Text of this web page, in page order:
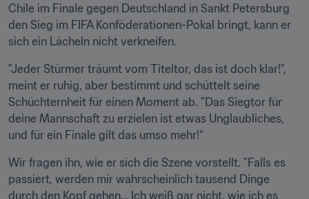
Chile im Finale gegen Deutschland in Sankt Petersburg
den Sieg im FIFA Konföderationen-Pokal bringt, kann er
sich ein Lächeln nicht verkneifen.
"Jeder Stürmer träumt vom Titeltor, das ist doch klar!",
meint er ruhig, aber bestimmt und schüttelt seine
Schüchternheit für einen Moment ab. "Das Siegtor für
deine Mannschaft zu erzielen ist etwas Unglaubliches,
und für ein Finale gilt das umso mehr!"
Wir fragen ihn, wie er sich die Szene vorstellt. "Falls es
passiert, werden mir wahrscheinlich tausend Dinge
durch den Kopf gehen… Ich weiß gar nicht, wie ich es